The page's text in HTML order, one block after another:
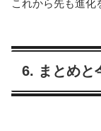
これから先も進化
6. まとめと